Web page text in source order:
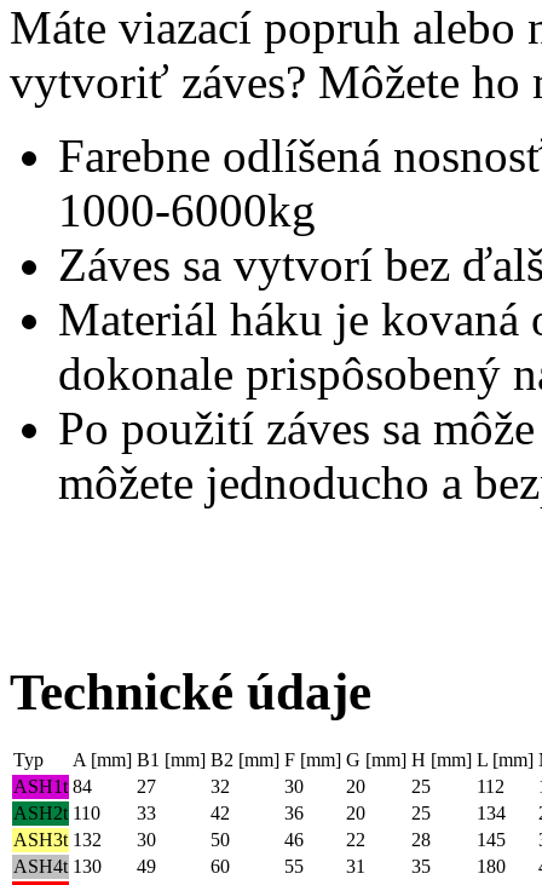
Máte viazací popruh alebo
vytvoriť záves? Môžete ho
Farebne odlíšená
1000-6000kg
Záves sa vytvorí bez
Materiál háku je
dokonale prispôsobený
Po použití záves sa
môžete jednoducho a
Technické údaje
Typ A [mm] B1 [mm] B2 [mm] F [mm] G [mm] H [mm] L [mm]
ASH1t 84 27 32 30 20 25 112
ASH2t 110 33 42 36 20 25 134
ASH3t 132 30 50 46 22 28 145
ASH4t 130 49 60 55 31 35 180